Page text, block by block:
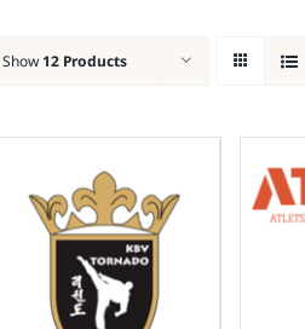
Show 12 Products